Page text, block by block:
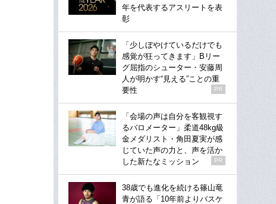
年を代表するアスリートを表
彰
「少しぼやけているだけでも
感覚が狂ってきます」Bリー
グ屈指のシューター・安藤周
人が明かす“見える”ことの重
要性
PR
「会場の声は自分を客観視す
るバロメーター」柔道48kg級
金メダリスト・角田夏実が感
じていた声の力と、声を活か
した新たなミッション
PR
38歳でも進化を続ける篠山竜
青が語る「10年前よりバスケ